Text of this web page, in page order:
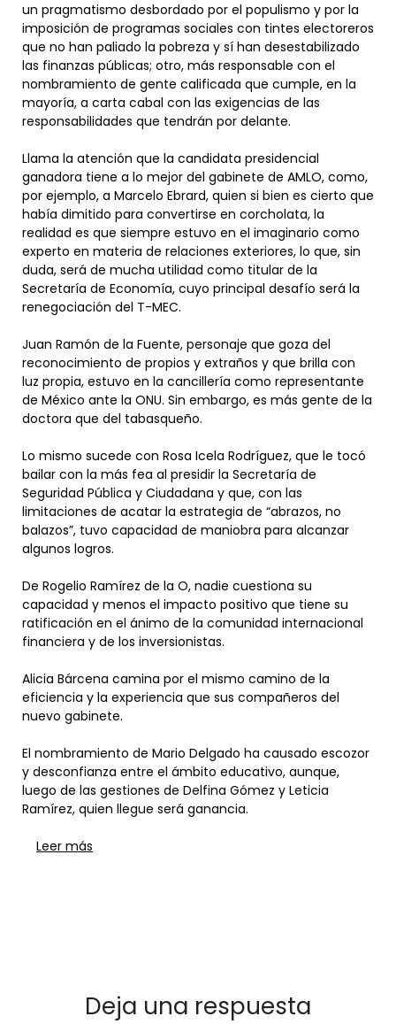
un pragmatismo desbordado por el populismo y por la
imposición de programas sociales con tintes electoreros
que no han paliado la pobreza y sí han desestabilizado
las finanzas públicas; otro, más responsable con el
nombramiento de gente calificada que cumple, en la
mayoría, a carta cabal con las exigencias de las
responsabilidades que tendrán por delante.
Llama la atención que la candidata presidencial
ganadora tiene a lo mejor del gabinete de AMLO, como,
por ejemplo, a Marcelo Ebrard, quien si bien es cierto que
había dimitido para convertirse en corcholata, la
realidad es que siempre estuvo en el imaginario como
experto en materia de relaciones exteriores, lo que, sin
duda, será de mucha utilidad como titular de la
Secretaría de Economía, cuyo principal desafío será la
renegociación del T-MEC.
Juan Ramón de la Fuente, personaje que goza del
reconocimiento de propios y extraños y que brilla con
luz propia, estuvo en la cancillería como representante
de México ante la ONU. Sin embargo, es más gente de la
doctora que del tabasqueño.
Lo mismo sucede con Rosa Icela Rodríguez, que le tocó
bailar con la más fea al presidir la Secretaría de
Seguridad Pública y Ciudadana y que, con las
limitaciones de acatar la estrategia de “abrazos, no
balazos”, tuvo capacidad de maniobra para alcanzar
algunos logros.
De Rogelio Ramírez de la O, nadie cuestiona su
capacidad y menos el impacto positivo que tiene su
ratificación en el ánimo de la comunidad internacional
financiera y de los inversionistas.
Alicia Bárcena camina por el mismo camino de la
eficiencia y la experiencia que sus compañeros del
nuevo gabinete.
El nombramiento de Mario Delgado ha causado escozor
y desconfianza entre el ámbito educativo, aunque,
luego de las gestiones de Delfina Gómez y Leticia
Ramírez, quien llegue será ganancia.
Leer más
Deja una respuesta